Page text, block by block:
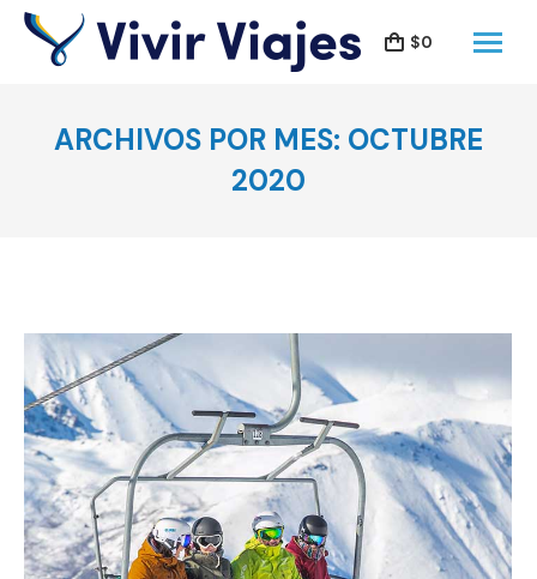
$0
ARCHIVOS POR MES: OCTUBRE
2020